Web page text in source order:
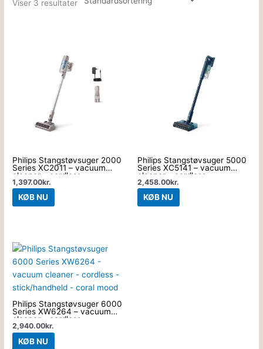
Viser 3 resultater
Philips Stangstøvsuger 2000
Series XC2011 – vacuum
cleaner – cordless –
stick/handheld – 1 battery
included charger – light blue
1,397.00kr.
KØB NU
Philips Stangstøvsuger 5000
Series XC5141 – vacuum
cleaner – cordless –
stick/handheld – sage
2,458.00kr.
KØB NU
Philips Stangstøvsuger 6000
Series XW6264 – vacuum
cleaner – cordless –
stick/handheld – coral mood
2,940.00kr.
KØB NU